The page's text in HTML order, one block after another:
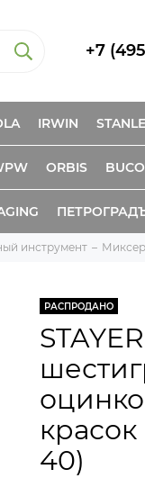
+7
IRWIN
ORBIS
инструмент
РАСПРОДАНО
40)